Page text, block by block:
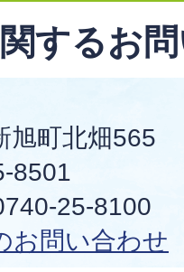
するお
旭町北畑565
8501
25-8100
お問い合わせ